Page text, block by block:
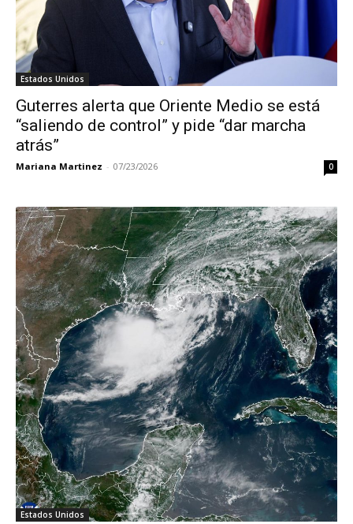
Estados Unidos
Guterres alerta que Oriente Medio se está
“saliendo de control” y pide “dar marcha
atrás”
Mariana Martinez - 07/23/2026 0
Estados Unidos